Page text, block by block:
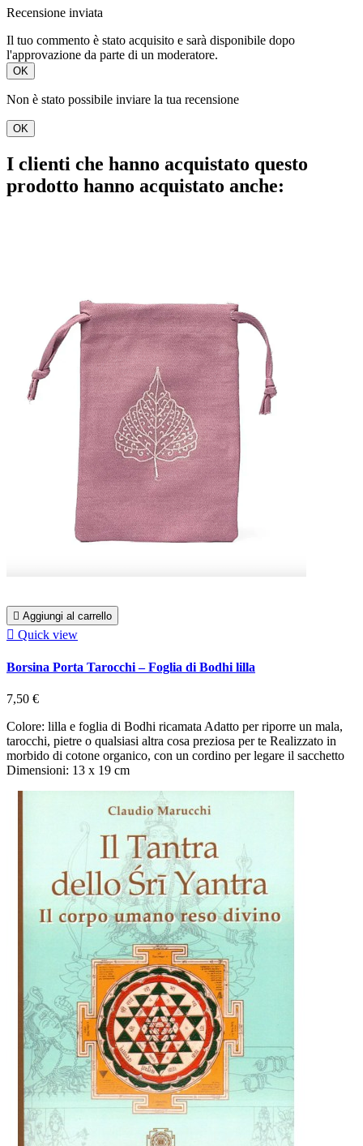
Recensione inviata
Il tuo commento è stato acquisito e sarà disponibile dopo
l'approvazione da parte di un moderatore.
OK
Non è stato possibile inviare la tua recensione
OK
I clienti che hanno acquistato questo
prodotto hanno acquistato anche:
 Aggiungi al carrello
 Quick view
Borsina Porta Tarocchi – Foglia di Bodhi lilla
7,50 €
Colore: lilla e foglia di Bodhi ricamata Adatto per riporre un mala,
tarocchi, pietre o qualsiasi altra cosa preziosa per te Realizzato in
morbido di cotone organico, con un cordino per legare il sacchetto
Dimensioni: 13 x 19 cm